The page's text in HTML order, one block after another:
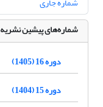
شماره‌های پیشین نشریه
دوره 16 (1405)
دوره 15 (1404)